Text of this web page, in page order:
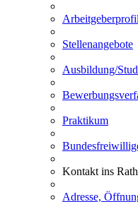
Arbeitgeberprofil
Stellenangebote
Ausbildung/
Praktikum
Kontakt ins
Adresse,